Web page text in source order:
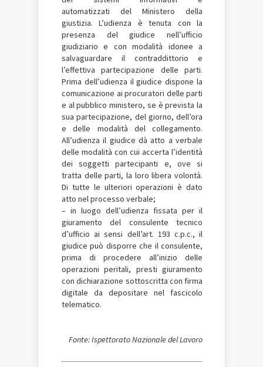
automatizzati del Ministero della
giustizia. L’udienza è tenuta con la
presenza del giudice nell’ufficio
giudiziario e con modalità idonee a
salvaguardare il contraddittorio e
l’effettiva partecipazione delle parti.
Prima dell’udienza il giudice dispone la
comunicazione ai procuratori delle parti
e al pubblico ministero, se è prevista la
sua partecipazione, del giorno, dell’ora
e delle modalità del collegamento.
All’udienza il giudice dà atto a verbale
delle modalità con cui accerta l’identità
dei soggetti partecipanti e, ove si
tratta delle parti, la loro libera volontà.
Di tutte le ulteriori operazioni è dato
atto nel processo verbale;
– in luogo dell’udienza fissata per il
giuramento del consulente tecnico
d’ufficio ai sensi dell’art. 193 c.p.c., il
giudice può disporre che il consulente,
prima di procedere all’inizio delle
operazioni peritali, presti giuramento
con dichiarazione sottoscritta con firma
digitale da depositare nel fascicolo
telematico.
Fonte: Ispettorato Nazionale del Lavoro